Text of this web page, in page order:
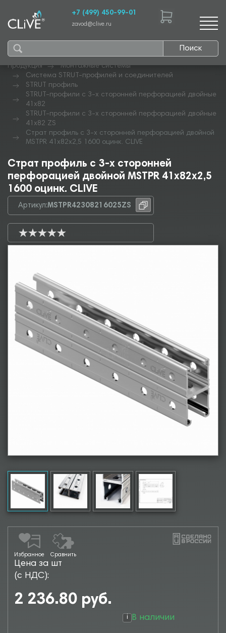
Поиск
+7 (499) 450-99-01
zavod@clive.ru
Продукция
Монтажные системы
Система STRUT-профилей и соединителей
STRUT профиль
STRUT-профили с 3-х сторонней перфорацией двойные
41х82
STRUT-профили с 3-х сторонней перфорацией двойные
41х82 ZS
Страт профиль с 3-х сторонней перфорацией двойной
MSTPR 41х82х2,5 1600 оцинк. CLIVE
Страт профиль с 3-х сторонней
перфорацией двойной MSTPR 41х82х2,5
1600 оцинк. CLIVE
Артикул:MSTPR42308216025ZS
Избранное Сравнить
Цена за шт
(с НДС):
2 236.80 руб.
В наличии
i